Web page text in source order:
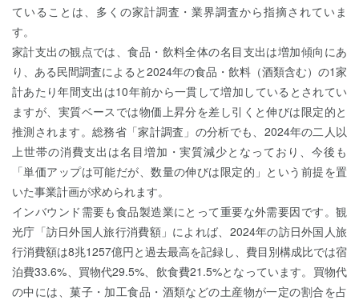
ていることは、多くの家計調査・業界調査から指摘されていま
す。
家計支出の観点では、食品・飲料全体の名目支出は増加傾向にあ
り、ある民間調査によると2024年の食品・飲料（酒類含む）の1家
計あたり年間支出は10年前から一貫して増加しているとされてい
ますが、実質ベースでは物価上昇分を差し引くと伸びは限定的と
推測されます。総務省「家計調査」の分析でも、2024年の二人以
上世帯の消費支出は名目増加・実質減少となっており、今後も
「単価アップは可能だが、数量の伸びは限定的」という前提を置
いた事業計画が求められます。
インバウンド需要も食品製造業にとって重要な外需要因です。観
光庁「訪日外国人旅行消費額」によれば、2024年の訪日外国人旅
行消費額は8兆1257億円と過去最高を記録し、費目別構成比では宿
泊費33.6%、買物代29.5%、飲食費21.5%となっています。買物代
の中には、菓子・加工食品・酒類などの土産物が一定の割合を占